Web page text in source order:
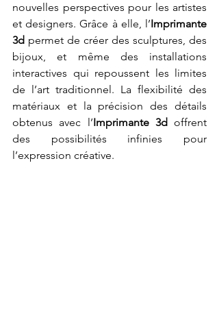
nouvelles perspectives pour les artistes
et designers. Grâce à elle, l’Imprimante
3d permet de créer des sculptures, des
bijoux, et même des installations
interactives qui repoussent les limites
de l’art traditionnel. La flexibilité des
matériaux et la précision des détails
obtenus avec l’Imprimante 3d offrent
des possibilités infinies pour
l’expression créative.